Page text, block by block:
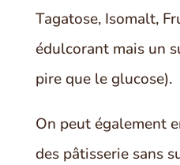
Tagatose, Isomalt,
édulcorant mais un
pire que le glucose).
On peut également
des pâtisserie sans